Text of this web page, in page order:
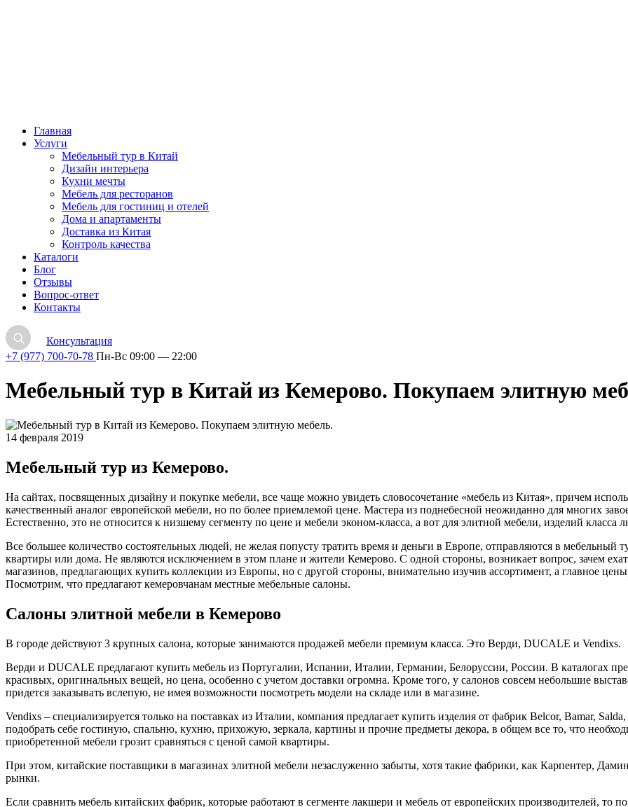
Главная
Услуги
Мебельный тур в Китай
Дизайн интерьера
Кухни мечты
Мебель для ресторанов
Мебель для гостиниц и отелей
Дома и апартаменты
Доставка из Китая
Контроль качества
Каталоги
Блог
Отзывы
Вопрос-ответ
Контакты
Консультация
+7 (977) 700-70-78 Пн-Вс 09:00 — 22:00
Мебельный тур в Китай из Кемерово. Покупаем элитную
14 февраля 2019
Мебельный тур из Кемерово.
На сайтах, посвященных дизайну и покупке мебели, все чаще можно увидеть словосочетание «мебель из Китая», причем
качественный аналог европейской мебели, но по более приемлемой цене. Мастера из поднебесной неожиданно для многих
Естественно, это не относится к низшему сегменту по цене и мебели эконом-класса, а вот для элитной мебели, изделий класса
Все большее количество состоятельных людей, не желая попусту тратить время и деньги в Европе, отправляются в мебельный
квартиры или дома. Не являются исключением в этом плане и жители Кемерово. С одной стороны, возникает вопрос, зачем
магазинов, предлагающих купить коллекции из Европы, но с другой стороны, внимательно изучив ассортимент, а главное
Посмотрим, что предлагают кемеровчанам местные мебельные салоны.
Салоны элитной мебели в Кемерово
В городе действуют 3 крупных салона, которые занимаются продажей мебели премиум класса. Это Верди, DUCALE и Vendixs.
Верди и DUCALE предлагают купить мебель из Португалии, Испании, Италии, Германии, Белоруссии, России. В каталогах
красивых, оригинальных вещей, но цена, особенно с учетом доставки огромна. Кроме того, у салонов совсем небольшие
придется заказывать вслепую, не имея возможности посмотреть модели на складе или в магазине.
Vendixs – специализируется только на поставках из Италии, компания предлагает купить изделия от фабрик Belcor, Bamar,
подобрать себе гостиную, спальню, кухню, прихожую, зеркала, картины и прочие предметы декора, в общем все то, что
приобретенной мебели грозит сравняться с ценой самой квартиры.
При этом, китайские поставщики в магазинах элитной мебели незаслуженно забыты, хотя такие фабрики, как Карпентер,
рынки.
Если сравнить мебель китайских фабрик, которые работают в сегменте лакшери и мебель от европейских производителей, то